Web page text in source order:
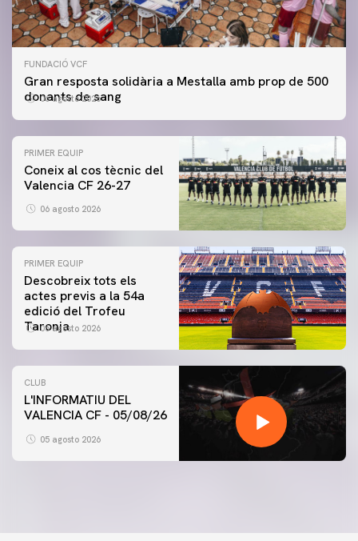
FUNDACIÓ VCF
Gran resposta solidària a Mestalla amb prop de 500
donants de sang
06 agosto 2026
PRIMER EQUIP
Coneix al cos tècnic del
Valencia CF 26-27
06 agosto 2026
PRIMER EQUIP
Descobreix tots els
actes previs a la 54a
edició del Trofeu
Taronja
06 agosto 2026
CLUB
L'INFORMATIU DEL
VALENCIA CF - 05/08/26
05 agosto 2026